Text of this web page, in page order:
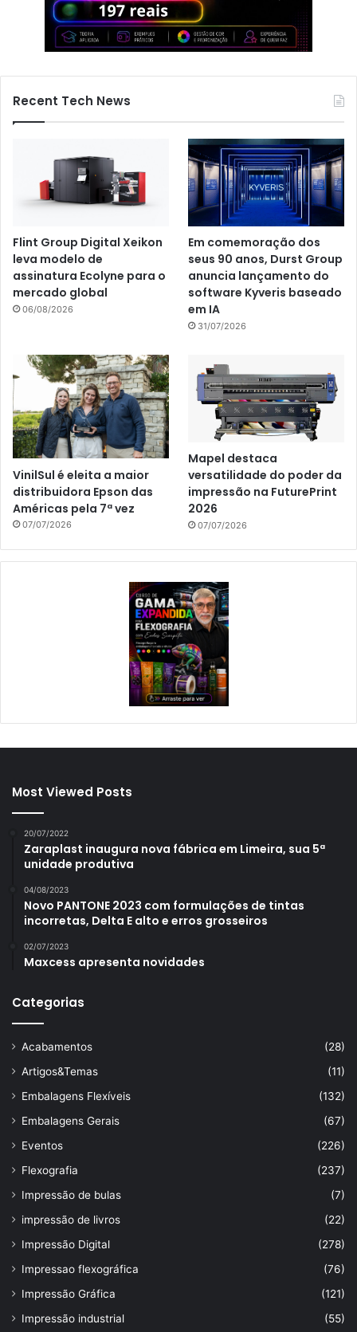
Recent Tech News
Flint Group Digital Xeikon
leva modelo de
assinatura Ecolyne para o
mercado global
06/08/2026
Em comemoração dos
seus 90 anos, Durst Group
anuncia lançamento do
software Kyveris baseado
em IA
31/07/2026
VinilSul é eleita a maior
distribuidora Epson das
Américas pela 7ª vez
07/07/2026
Mapel destaca
versatilidade do poder da
impressão na FuturePrint
2026
07/07/2026
Most Viewed Posts
20/07/2022
Zaraplast inaugura nova fábrica em Limeira, sua 5ª
unidade produtiva
04/08/2023
Novo PANTONE 2023 com formulações de tintas
incorretas, Delta E alto e erros grosseiros
02/07/2023
Maxcess apresenta novidades
Categorias
Acabamentos
(28)
Artigos&Temas
(11)
Embalagens Flexíveis
(132)
Embalagens Gerais
(67)
Eventos
(226)
Flexografia
(237)
Impressão de bulas
(7)
impressão de livros
(22)
Impressão Digital
(278)
Impressao flexográfica
(76)
Impressão Gráfica
(121)
Impressão industrial
(55)